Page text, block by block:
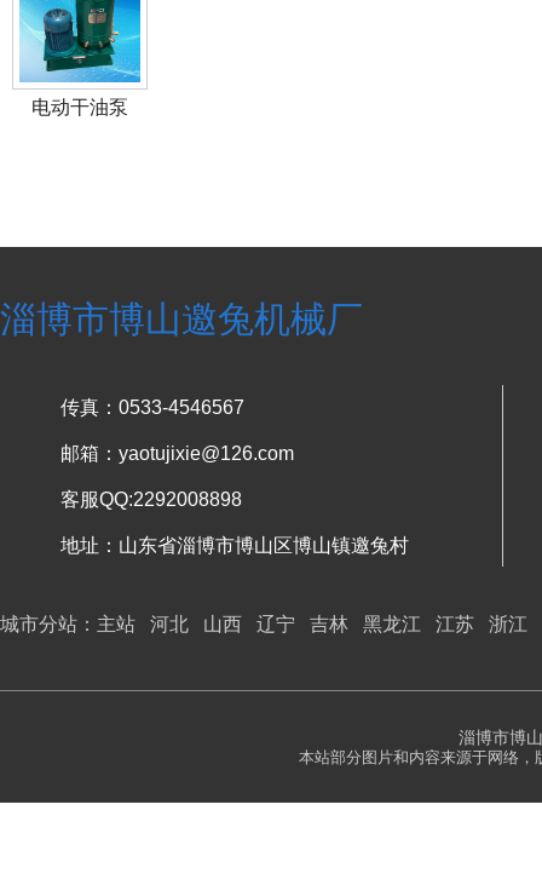
电动干油泵
淄博市博山邀兔机械厂
传真：0533-4546567
邮箱：yaotujixie@126.com
客服QQ:2292008898
地址：山东省淄博市博山区博山镇邀兔村
城市分站： 主站 河北 山西 辽宁 吉林 黑龙江 江苏 浙江
淄博市博
本站部分图片和内容来源于网络